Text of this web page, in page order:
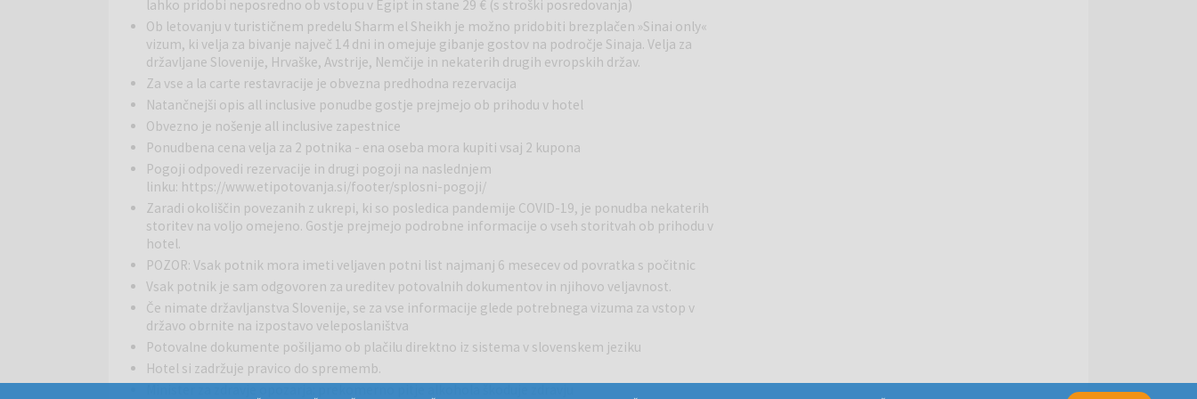
podloge in senčniki so ob bazenih in na plaži brezplačni. Ob prijavi prejmete kartico za brezplačno koriščenje
kopalnih brisač.
SOBE:Standard sobe so opremljene s kadjo ali prho, WC-jem, sušilcem za lase, kabelsko televizijo, telefonom,
sefom, mini barom (z doplačilom), klimatsko napravo (sezonsko pogojena) ter balkonom ali teraso oz. francoskim
balkonom s pogledom na vrt. Nastanitev: največ 2 odrasla in 1 otrok.
ŠPORT IN ZABAVA:Tenis, squash, prostor za fitnes, spa, namizni tenis, biljard in animacijski program, vodni
center, internetna kavarna. Nekatere storitve proti plačilu in z lokalnimi ponudniki.
HRANA IN PIJAČA:Izbor ob zajtrku: restavracija La Veranda nudi bogat samopostrežen zajtrk. Zgodnji zajtrk je
postrežen v Vienna cafe in pozni zajtrk v restavraciji Via Veneto. Ponudba kosil: samopostrežni bife v
restavracijah La Veranda in Terrace. Izbor menijev v restavraciji C-View. Večerja: tematska samopostrežna večerja
v restavracijah La Veranda in Terrace. Ponudba orientalskih in libanonskih jedi v restavraciji Al Hawara. Strežene
večerje v mehiški la carte restavraciji Fajitas in italijanski a la carte restavraciji Via Veneto (z rezervacijo).
lahko pridobi neposredno ob vstopu v Egipt in stane 29 € (s stroški posredovanja)
Ob letovanju v turističnem predelu Sharm el Sheikh je možno pridobiti brezplačen »Sinai only«
vizum, ki velja za bivanje največ 14 dni in omejuje gibanje gostov na področje Sinaja. Velja za
državljane Slovenije, Hrvaške, Avstrije, Nemčije in nekaterih drugih evropskih držav.
Za vse a la carte restavracije je obvezna predhodna rezervacija
Natančnejši opis all inclusive ponudbe gostje prejmejo ob prihodu v hotel
Obvezno je nošenje all inclusive zapestnice
Ponudbena cena velja za 2 potnika - ena oseba mora kupiti vsaj 2 kupona
Pogoji odpovedi rezervacije in drugi pogoji na naslednjem
linku: https://www.etipotovanja.si/footer/splosni-pogoji/
Zaradi okoliščin povezanih z ukrepi, ki so posledica pandemije COVID-19, je ponudba nekaterih
storitev na voljo omejeno. Gostje prejmejo podrobne informacije o vseh storitvah ob prihodu v
hotel.
POZOR: Vsak potnik mora imeti veljaven potni list najmanj 6 mesecev od povratka s počitnic
Vsak potnik je sam odgovoren za ureditev potovalnih dokumentov in njihovo veljavnost.
Če nimate državljanstva Slovenije, se za vse informacije glede potrebnega vizuma za vstop v
državo obrnite na izpostavo veleposlaništva
Potovalne dokumente pošiljamo ob plačilu direktno iz sistema v slovenskem jeziku
Hotel si zadržuje pravico do sprememb.